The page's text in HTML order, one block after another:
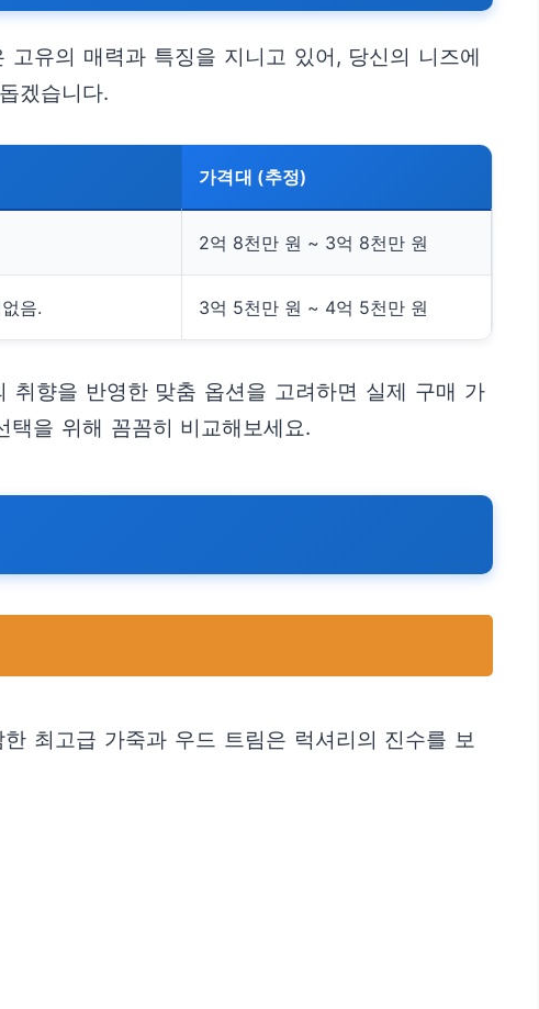
유의 매력과 특징을 지니고 있어, 당신의 니즈에
겠습니다.
가격대 (추정)
2억 8천만 원 ~ 3억 8천만 원
음. 3억 5천만 원 ~ 4억 5천만 원
향을 반영한 맞춤 옵션을 고려하면 실제 구매 가
을 위해 꼼꼼히 비교해보세요.
최고급 가죽과 우드 트림은 럭셔리의 진수를 보